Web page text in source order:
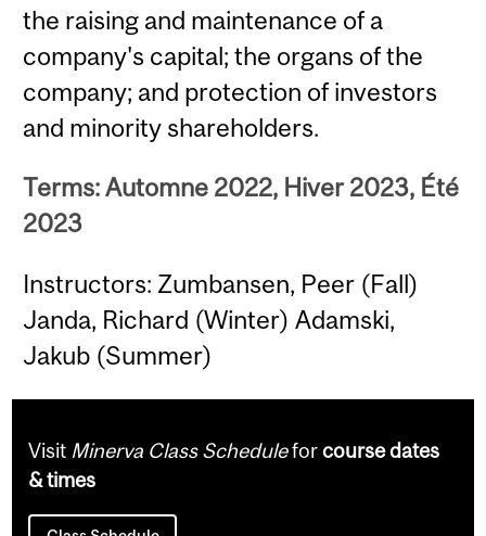
the raising and maintenance of a
company's capital; the organs of the
company; and protection of investors
and minority shareholders.
Terms: Automne 2022, Hiver 2023, Été
2023
Instructors: Zumbansen, Peer (Fall)
Janda, Richard (Winter) Adamski,
Jakub (Summer)
Visit Minerva Class Scheduleforcourse dates
& times